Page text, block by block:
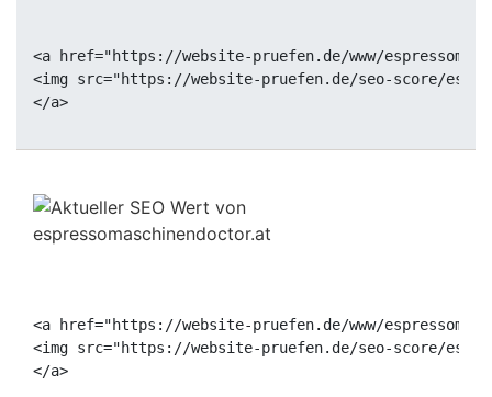
<a href="https://website-pruefen.de/www/
<img src="https://website-pruefen.de/seo-score/
<a href="https://website-pruefen.de/www/
<img src="https://website-pruefen.de/seo-score/